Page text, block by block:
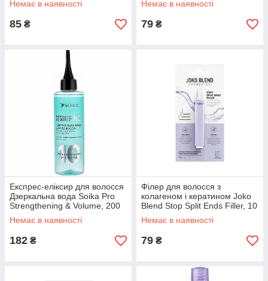
Немає в наявності
85 ₴
Немає в наявності
79 ₴
Експрес-еліксир для волосся
Дзеркальна вода Soika Pro
Strengthening & Volume, 200
мл (4820238720787)
Немає в наявності
182 ₴
Філер для волосся з
колагеном і кератином Joko
Blend Stop Split Ends Filler, 10
мл (4823109402799)
Немає в наявності
79 ₴